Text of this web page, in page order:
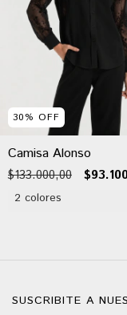
30% OFF
Camisa Alonso
$133.000,00
2 colores
SUSCRIBITE A